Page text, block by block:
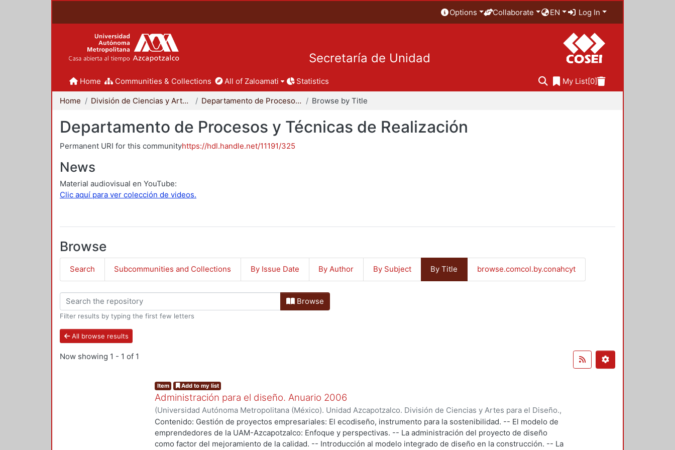
Options Collaborate EN Log In
Secretaría de Unidad
Home Communities & Collections All of Zaloamati Statistics My List[0]
Home División de Ciencias y Artes para el Diseño Departamento de Procesos y Técnicas de Realización Browse by Title
Departamento de Procesos y Técnicas de Realización
Permanent URI for this communityhttps://hdl.handle.net/11191/325
News
Material audiovisual en YouTube:
Clic aquí para ver colección de videos.
Browse
Search Subcommunities and Collections By Issue Date By Author By Subject By Title browse.comcol.by.conahcyt
Browse
Filter results by typing the first few letters
All browse results
Now showing 1 - 1 of 1
Item Add to my list
Administración para el diseño. Anuario 2006
(Universidad Autónoma Metropolitana (México). Unidad Azcapotzalco. División de Ciencias y Artes para el Diseño.,
2006)Grupo Administración para el Diseño.
Contenido: Gestión de proyectos empresariales: El ecodiseño, instrumento para la sostenibilidad. -- El modelo de
emprendedores de la UAM-Azcapotzalco: Enfoque y perspectivas. -- La administración del proyecto de diseño
como factor del mejoramiento de la calidad. -- Introducción al modelo integrado de diseño en la construcción. -- La